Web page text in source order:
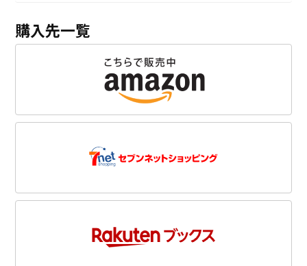
購入先一覧